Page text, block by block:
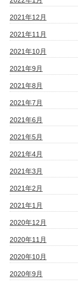
2021年12月
2021年11月
2021年10月
2021年9月
2021年8月
2021年7月
2021年6月
2021年5月
2021年4月
2021年3月
2021年2月
2021年1月
2020年12月
2020年11月
2020年10月
2020年9月